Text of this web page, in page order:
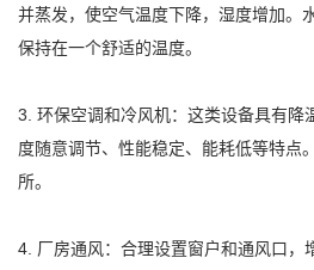
并蒸发，使空气温度下降，湿度增加。
保持在一个舒适的温度。
3. 环保空调和冷风机：这类设备具有降
度随意调节、性能稳定、能耗低等特点
所。
4. 厂房通风：合理设置窗户和通风口，